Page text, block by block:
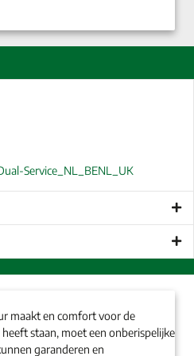
Service_NL_BENL_UK
maakt en comfort voor de
staan, moet een onberispelijke
garanderen en